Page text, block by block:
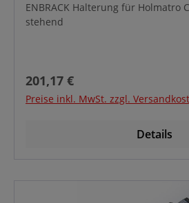
ENBRACK Halterung für Holmatro
stehend
Regulärer Preis:
201,17 €
Preise inkl. MwSt. zzgl.
Details